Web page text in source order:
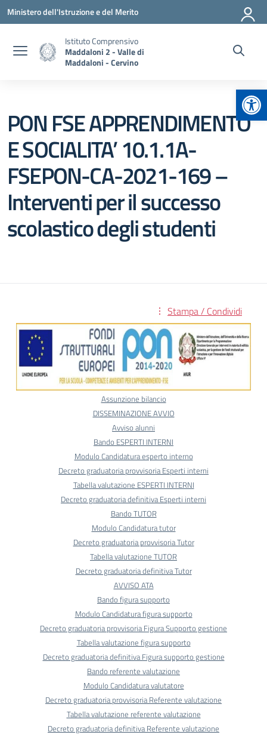
Vai ai contenuti
Vai al menu di navigazione
Vai al footer
Ministero dell'Istruzione e del Merito
Istituto Comprensivo
Maddaloni 2 - Valle di
Maddaloni - Cervino
PON FSE APPRENDIMENTO
E SOCIALITA’ 10.1.1A-
FSEPON-CA-2021-169 –
Interventi per il successo
scolastico degli studenti
Stampa / Condividi
Assunzione bilancio
DISSEMINAZIONE AVVIO
Avviso alunni
Bando ESPERTI INTERNI
Modulo Candidatura esperto interno
Decreto graduatoria provvisoria Esperti interni
Tabella valutazione ESPERTI INTERNI
Decreto graduatoria definitiva Esperti interni
Bando TUTOR
Modulo Candidatura tutor
Decreto graduatoria provvisoria Tutor
Tabella valutazione TUTOR
Decreto graduatoria definitiva Tutor
AVVISO ATA
Bando figura supporto
Modulo Candidatura figura supporto
Decreto graduatoria provvisoria Figura Supporto gestione
Tabella valutazione figura supporto
Decreto graduatoria definitiva Figura supporto gestione
Bando referente valutazione
Modulo Candidatura valutatore
Decreto graduatoria provvisoria Referente valutazione
Tabella valutazione referente valutazione
Decreto graduatoria definitiva Referente valutazione